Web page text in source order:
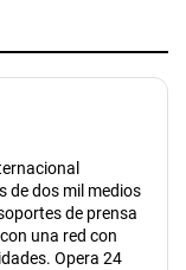
de dos mil medios
de prensa
una red con
Opera 24